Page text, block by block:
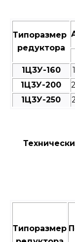
Типоразмер
редуктора
1Ц3У-160
1Ц3У-200
1Ц3У-250
Типоразмер